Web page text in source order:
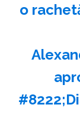
o